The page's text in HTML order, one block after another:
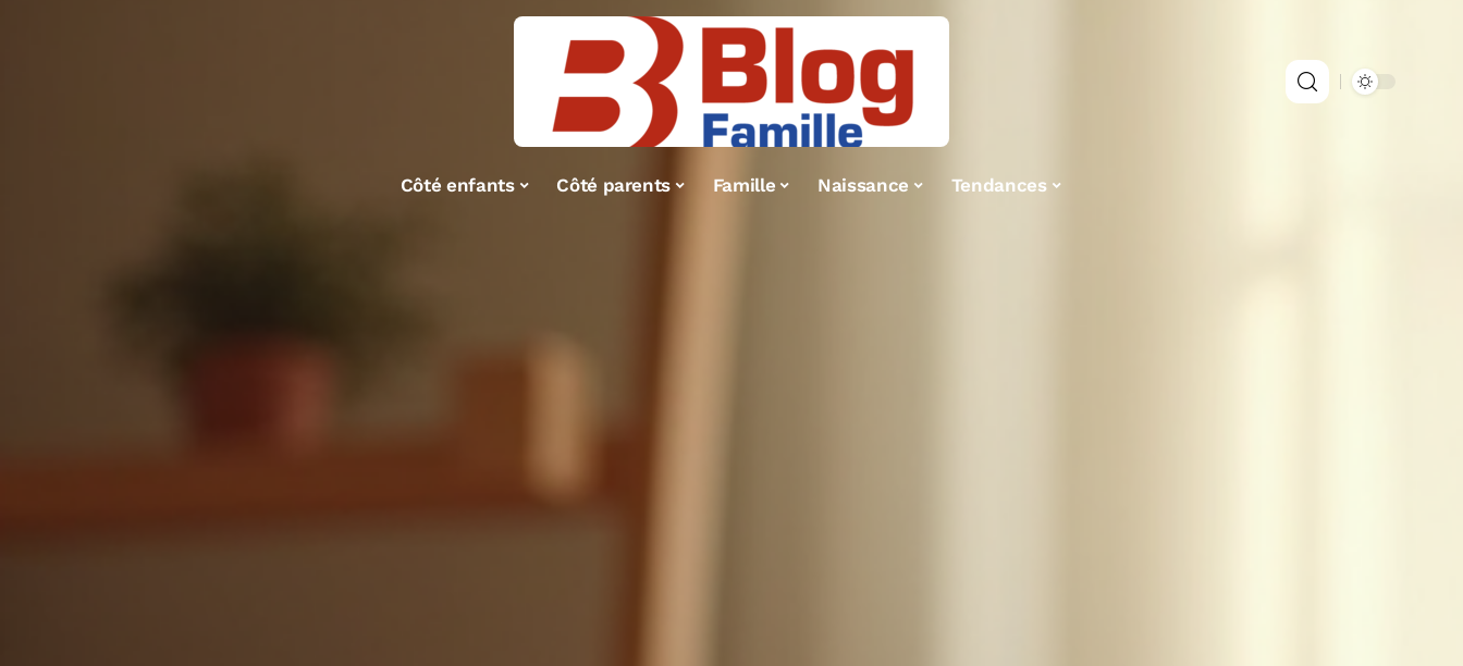
Côté enfants Côté parents Famille Naissance Tendances